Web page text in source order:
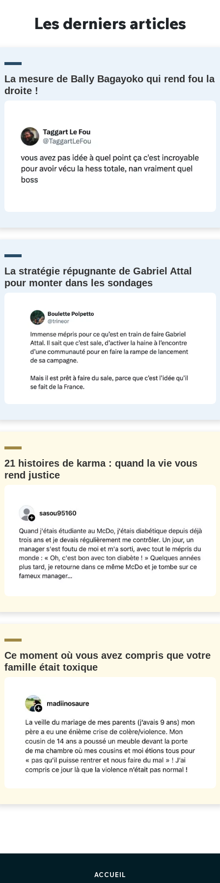
Les derniers articles
La mesure de Bally Bagayoko qui rend fou la
droite !
La stratégie répugnante de Gabriel Attal
pour monter dans les sondages
21 histoires de karma : quand la vie vous
rend justice
Ce moment où vous avez compris que votre
famille était toxique
ACCUEIL
Un Thread